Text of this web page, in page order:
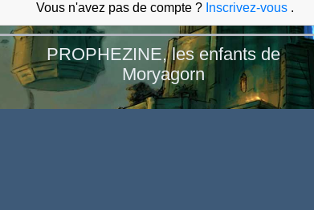
Vous n'avez pas de compte ? Inscrivez-vous .
PROPHEZINE, les enfants de
Moryagorn